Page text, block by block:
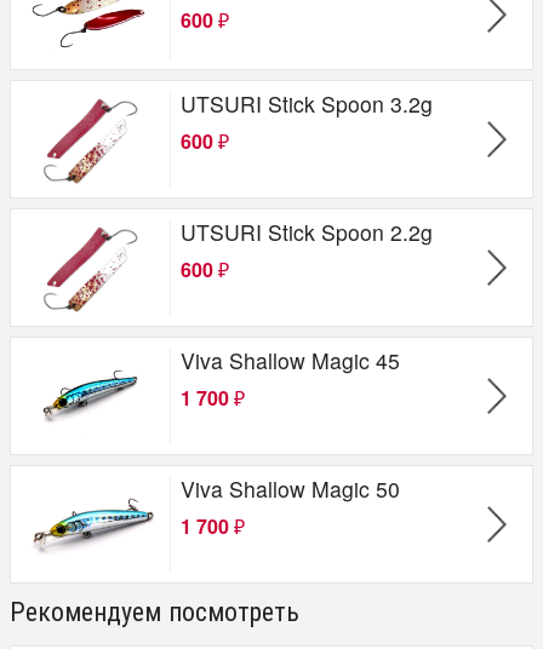
600 ₽
UTSURI Stick Spoon 3.2g
600 ₽
UTSURI Stick Spoon 2.2g
600 ₽
Viva Shallow Magic 45
1 700 ₽
Viva Shallow Magic 50
1 700 ₽
Рекомендуем посмотреть